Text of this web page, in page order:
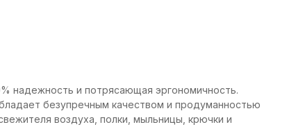
надежность и потрясающая эргономичность.
безупречным качеством и продуманностью
воздуха, полки, мыльницы, крючки и